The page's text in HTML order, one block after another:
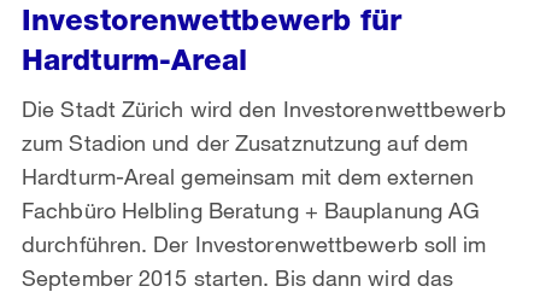
Investorenwettbewerb für
Hardturm-Areal
Die Stadt Zürich wird den Investorenwettbewerb
zum Stadion und der Zusatznutzung auf dem
Hardturm-Areal gemeinsam mit dem externen
Fachbüro Helbling Beratung + Bauplanung AG
durchführen. Der Investorenwettbewerb soll im
September 2015 starten. Bis dann wird das